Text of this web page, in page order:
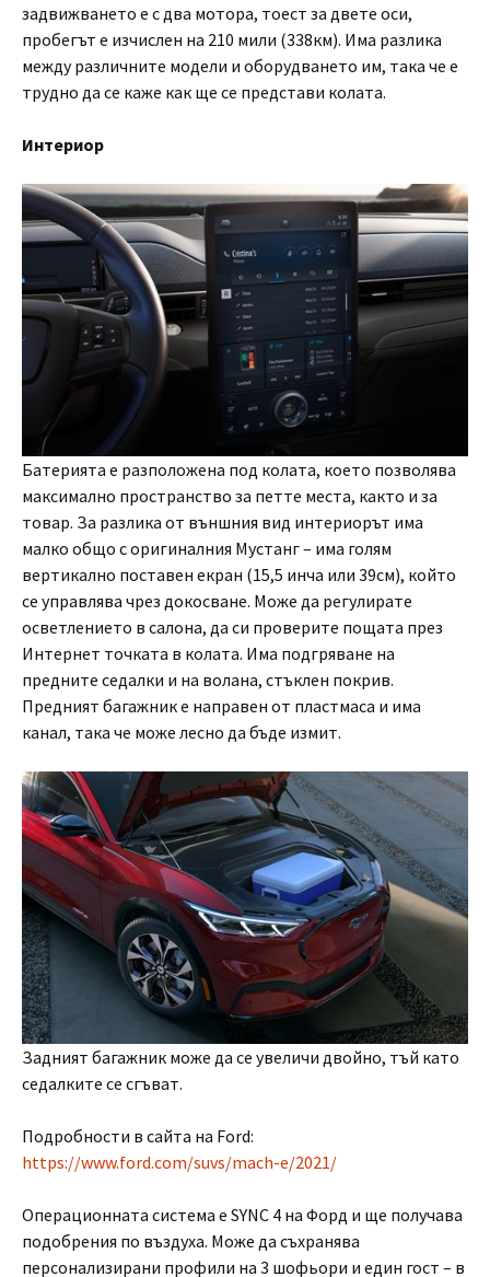
задвижването е с два мотора, тоест за двете оси,
пробегът е изчислен на 210 мили (338км). Има разлика
между различните модели и оборудването им, така че е
трудно да се каже как ще се представи колата.
Интериор
Батерията е разположена под колата, което позволява
максимално пространство за петте места, както и за
товар. За разлика от външния вид интериорът има
малко общо с оригиналния Мустанг – има голям
вертикално поставен екран (15,5 инча или 39см), който
се управлява чрез докосване. Може да регулирате
осветлението в салона, да си проверите пощата през
Интернет точката в колата. Има подгряване на
предните седалки и на волана, стъклен покрив.
Предният багажник е направен от пластмаса и има
канал, така че може лесно да бъде измит.
Задният багажник може да се увеличи двойно, тъй като
седалките се сгъват.
Подробности в сайта на Ford:
https://www.ford.com/suvs/mach-e/2021/
Операционната система е SYNC 4 на Форд и ще получава
подобрения по въздуха. Може да съхранява
персонализирани профили на 3 шофьори и един гост – в